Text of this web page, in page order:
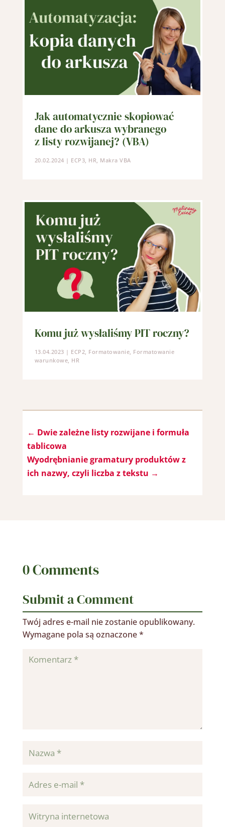
Jak automatycznie skopiować
dane do arkusza wybranego
z listy rozwijanej? (VBA)
20.02.2024 | ECP3 HR Makra VBA
Komu już wysłaliśmy PIT roczny?
13.04.2023 | ECP2 Formatowanie Formatowanie
warunkowe HR
← Dwie zależne listy rozwijane i formuła
tablicowa
Wyodrębnianie gramatury produktów z
ich nazwy, czyli liczba z tekstu →
0 Comments
Submit a Comment
Twój adres e-mail nie zostanie opublikowany.
Wymagane pola są oznaczone*